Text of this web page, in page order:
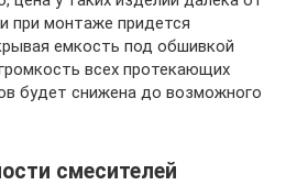
при монтаже придется
емкость под обшивкой
всех протекающих
будет снижена до возможного
смесителей